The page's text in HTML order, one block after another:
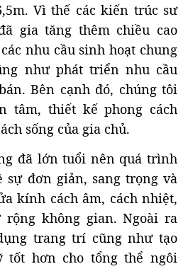
Vì thế các kiến trúc sư
gia tăng thêm chiều cao
nhu cầu sinh hoạt chung
như phát triển nhu cầu
Bên cạnh đó, chúng tôi
tâm, thiết kế phong cách
sống của gia chủ.
đã lớn tuổi nên quá trình
sự đơn giản, sang trọng và
kính cách âm, cách nhiệt,
không gian. Ngoài ra
trang trí cũng như tạo
tốt hơn cho tổng thể ngôi